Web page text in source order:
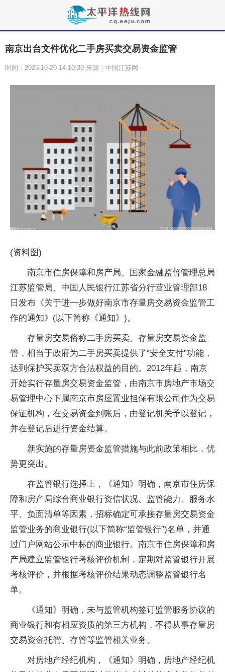
南京出台文件优化二手房买卖交易资金监管
时间：2023-10-20 14:10:30 来源：中国江苏网
(资料图)
南京市住房保障和房产局、国家金融监督管理总局
江苏监管局、中国人民银行江苏省分行营业管理部18
日发布《关于进一步做好南京市存量房交易资金监管工
作的通知》(以下简称《通知》)。
存量房交易俗称二手房买卖。存量房交易资金监
管，相当于政府为二手房买卖提供了“安全支付”功能，
达到保护买卖双方合法权益的目的。2012年起，南京
开始实行存量房交易资金监管，由南京市房地产市场交
易管理中心下属南京市房屋置业担保有限公司作为交易
保证机构，在交易资金到账后，由登记机关予以登记，
并在登记后进行资金结算。
新实施的存量房资金监管措施与此前政策相比，优
势更突出。
在监管银行选择上，《通知》明确，南京市住房保
障和房产局综合商业银行资信状况、监管能力、服务水
平、负面清单等因素，招标确定可承接存量房交易资金
监管业务的商业银行(以下简称“监管银行”)名单，并通
过门户网站公示中标的商业银行。南京市住房保障和房
产局建立监管银行考核评价机制，定期对监管银行开展
考核评价，并根据考核评价结果动态调整监管银行名
单。
《通知》明确，未与监管机构签订监管服务协议的
商业银行和有相应资质的第三方机构，不得从事存量房
交易资金托管、存管等监管相关业务。
对房地产经纪机构，《通知》明确，房地产经纪机